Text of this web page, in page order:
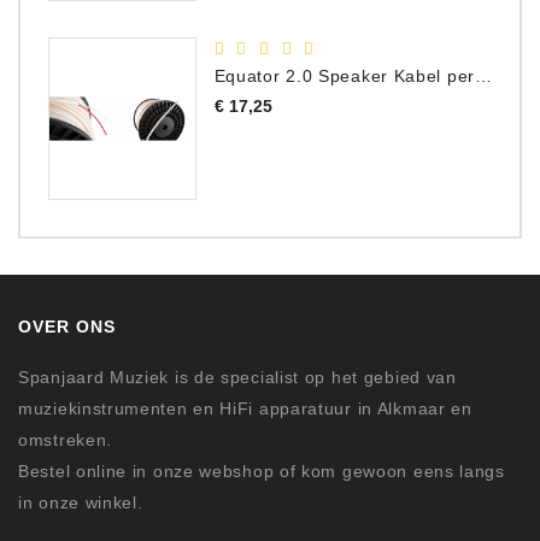
Equator 2.0 Speaker Kabel per meter
€ 17,25Prijs
OVER ONS
Spanjaard Muziek is de specialist op het gebied van
muziekinstrumenten en HiFi apparatuur in Alkmaar en
omstreken.
Bestel online in onze webshop of kom gewoon eens langs
in onze winkel.